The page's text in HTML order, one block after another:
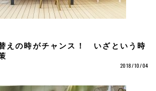
えの時がチャンス！ いざという時
2018/10/04